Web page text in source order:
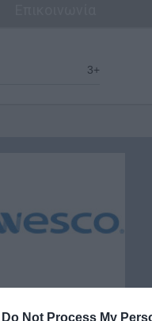
Do Not Process My
3+